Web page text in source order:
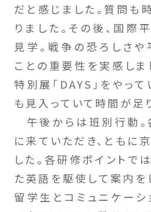
だと感じました。質問も
りました。その後、国際
見学。戦争の恐ろしさ
ことの重要性を実感しま
特別展「DAYS」をやって
も見入っていて時間が足
午後からは班別行動
に来ていただき、ともに
した。各研修ポイントで
た英語を駆使して案内を
留学生とコミュニケーシ